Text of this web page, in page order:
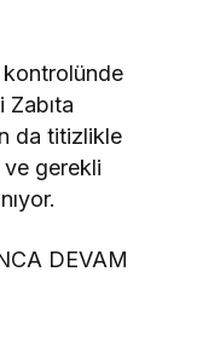
kontrolünde
Zabıta
da titizlikle
ve gerekli
DEVAM